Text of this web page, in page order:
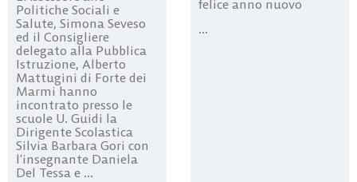
Politiche Sociali e
Salute, Simona Seveso
ed il Consigliere
delegato alla Pubblica
Istruzione, Alberto
Mattugini di Forte dei
Marmi hanno
incontrato presso le
scuole U. Guidi la
Dirigente Scolastica
Silvia Barbara Gori con
l’insegnante Daniela
Del Tessa e ...
felice anno nuovo
...